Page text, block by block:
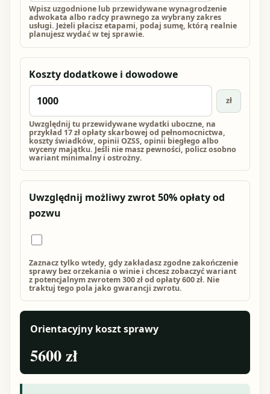
Wpisz uzgodnione lub przewidywane wynagrodzenie
adwokata albo radcy prawnego za wybrany zakres
usługi. Jeżeli płacisz etapami, podaj sumę, którą realnie
planujesz wydać w tej sprawie.
Koszty dodatkowe i dowodowe
zł
Uwzględnij tu przewidywane wydatki uboczne, na
przykład 17 zł opłaty skarbowej od pełnomocnictwa,
koszty świadków, opinii OZSS, opinii biegłego albo
wyceny majątku. Jeśli nie masz pewności, policz osobno
wariant minimalny i ostrożny.
Uwzględnij możliwy zwrot 50% opłaty od
pozwu
Zaznacz tylko wtedy, gdy zakładasz zgodne zakończenie
sprawy bez orzekania o winie i chcesz zobaczyć wariant
z potencjalnym zwrotem 300 zł od opłaty 600 zł. Nie
traktuj tego pola jako gwarancji zwrotu.
Orientacyjny koszt sprawy
5600 zł